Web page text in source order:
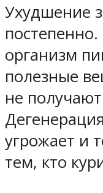
Ухудшение
организм
полезные
не
угрожает и
тем, кто